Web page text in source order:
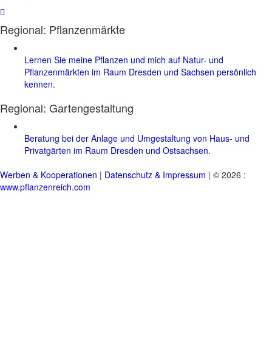
Regional: Pflanzenmärkte
Lernen Sie meine Pflanzen und mich auf Natur- und
Pflanzenmärkten im Raum Dresden und Sachsen persönlich
kennen.
Regional: Gartengestaltung
Beratung bei der Anlage und Umgestaltung von Haus- und
Privatgärten im Raum Dresden und Ostsachsen.
Werben & Kooperationen | Datenschutz & Impressum | © 2026 :
www.pflanzenreich.com